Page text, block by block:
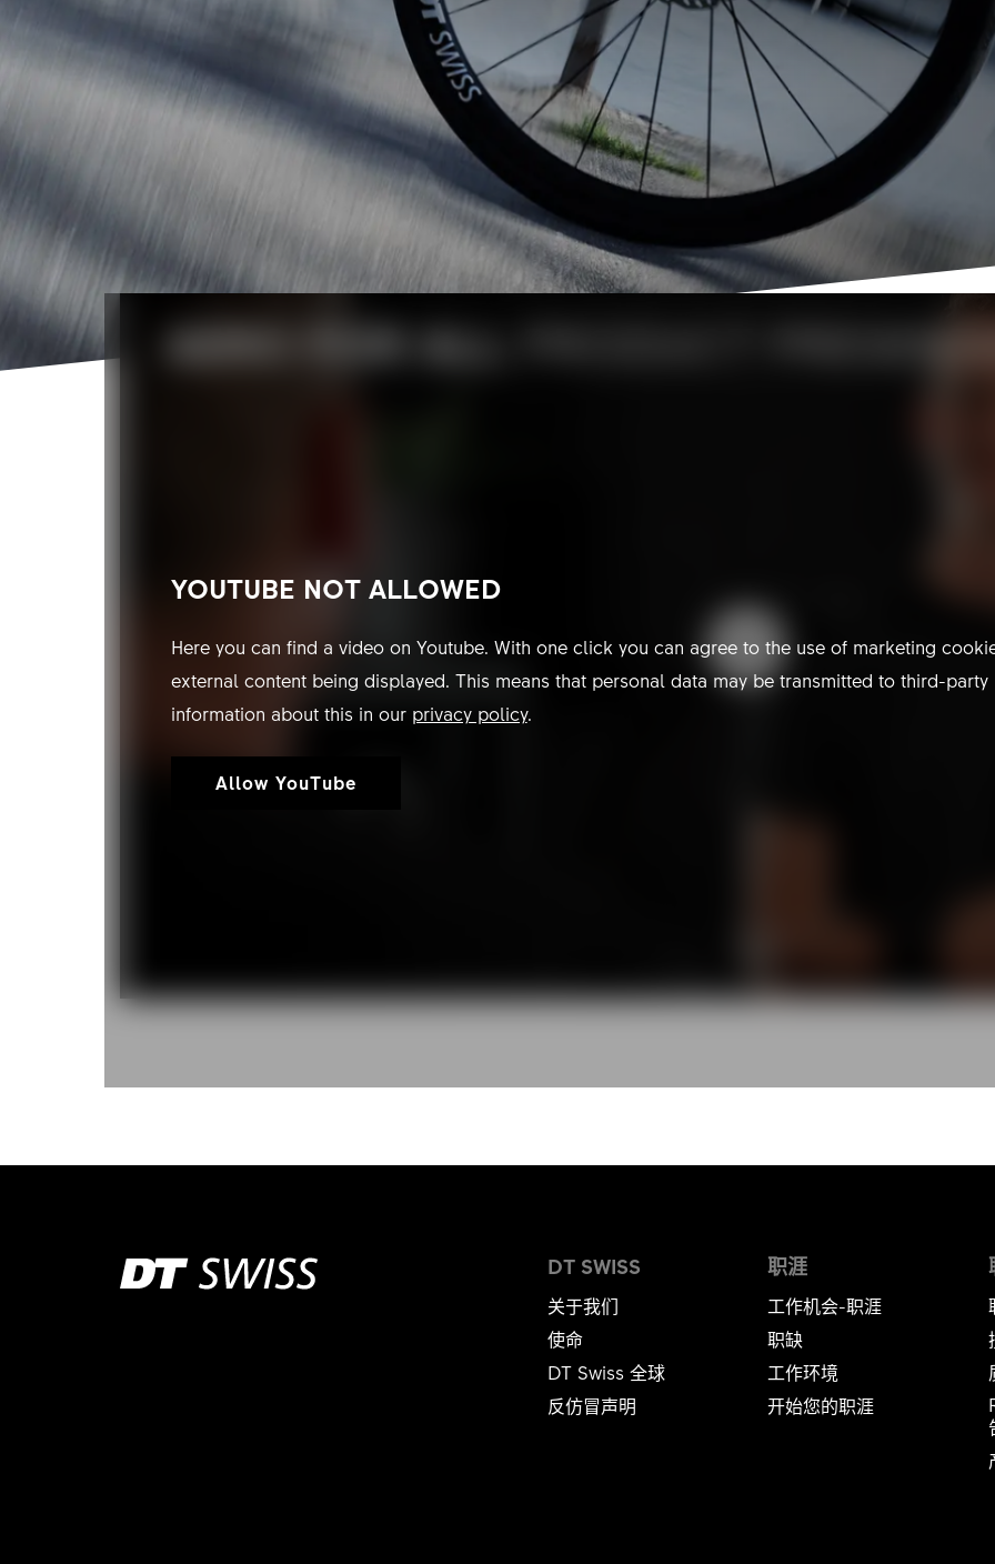
YOUTUBE NOT ALLOWED
Here you can find a video on Youtube. With one click you can agree to the use of marketing
external content being displayed. This means that personal data may be transmitted to third-
information about this in our privacy policy.
Allow YouTube
AERO FOR ALL PRODUCT
DT SWISS
关于我们
使命
DT Swiss 全球
反仿冒声明
职涯
工作机会-职涯
职缺
工作环境
开始您的职涯